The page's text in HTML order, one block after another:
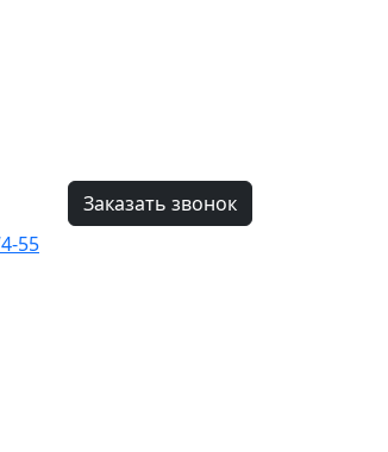
55
Заказать звонок